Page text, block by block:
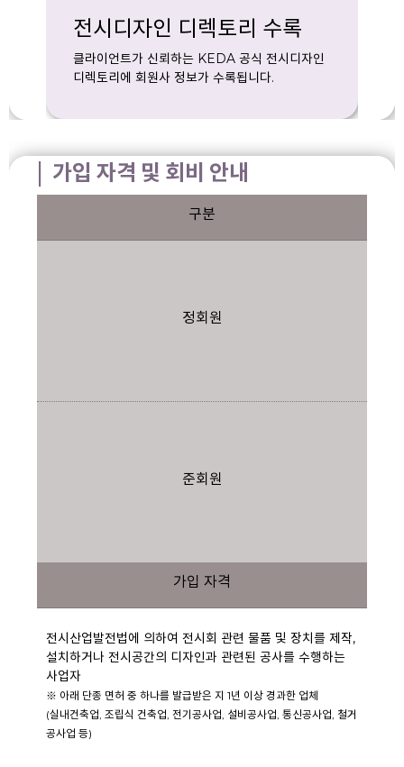
전시디자인 디렉토리 수록
클라이언트가 신뢰하는 KEDA 공식 전시디자인
디렉토리에 회원사 정보가 수록됩니다.
| 가입 자격 및 회비 안내
구분
정회원
준회원
가입 자격
전시산업발전법에 의하여 전시회 관련 물품 및 장치를 제작,
설치하거나 전시공간의 디자인과 관련된 공사를 수행하는
사업자
※ 아래 단종 면허 중 하나를 발급받은 지 1년 이상 경과한 업체
(실내건축업, 조립식 건축업, 전기공사업, 설비공사업, 통신공사업, 철거
공사업 등)